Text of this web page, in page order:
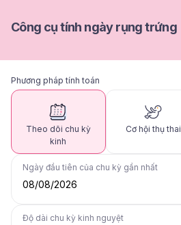
Công cụ tính ngày rụng trứng
Phương pháp tính toán
Theo dõi chu kỳ
kinh
Cơ hội thụ thai
Ngày đầu tiên của chu kỳ gần nhất
08/08/2026
Độ dài chu kỳ kinh nguyệt